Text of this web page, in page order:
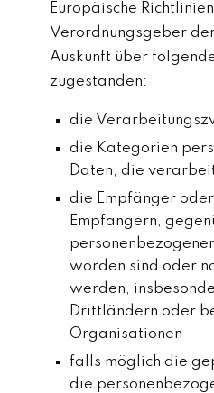
Europäische
Verordnungsgeber
Auskunft über
zugestanden:
die
die Kategorien
Daten, die
die Empfänger
Empfängern,
worden sind oder
werden,
Drittländern oder
Organisationen
falls möglich die
die